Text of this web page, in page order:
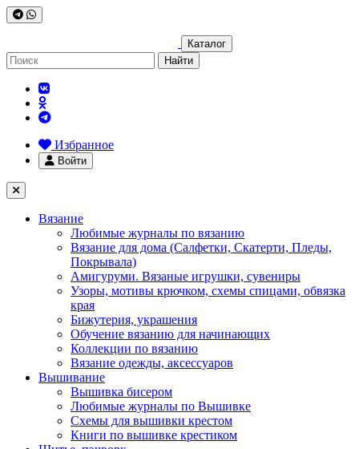
Каталог
Найти
Избранное
Войти
Вязание
Любимые журналы по вязанию
Вязание для дома (Салфетки, Скатерти, Пледы,
Покрывала)
Амигуруми. Вязаные игрушки, сувениры
Узоры, мотивы крючком, схемы спицами, обвязка
края
Бижутерия, украшения
Обучение вязанию для начинающих
Коллекции по вязанию
Вязание одежды, аксессуаров
Вышивание
Вышивка бисером
Любимые журналы по Вышивке
Схемы для вышивки крестом
Книги по вышивке крестиком